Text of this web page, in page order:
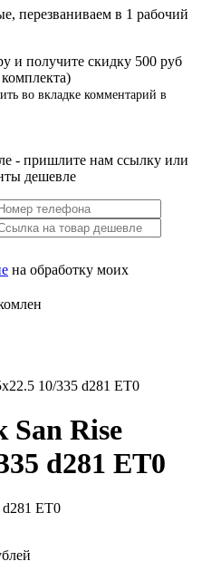
перезваниваем в 1 рабочий
и получите скидку 500 руб
во вкладке комментарий в
- пришлите нам ссылку или
дешевле
на обработку моих
10/335 d281 ET0
San Rise
d281 ET0